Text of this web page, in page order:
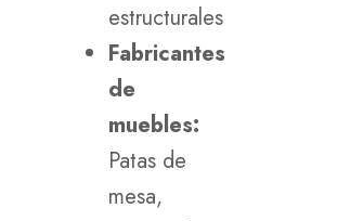
estructurales
Fabricantes
de
muebles:
Patas de
mesa,